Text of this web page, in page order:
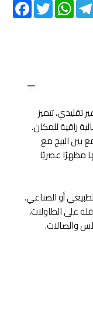
Twitter
WhatsApp
تقليدي، تتميز
راقية للمكان.
بين البيج مع
مظهرًا عصريًا
أو الصناعي،
على الطاولات،
والصالات.